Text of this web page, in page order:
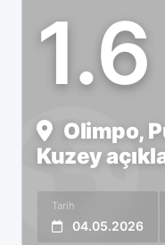
Olimpo,
Kuzey
Tarih
04.05.2026